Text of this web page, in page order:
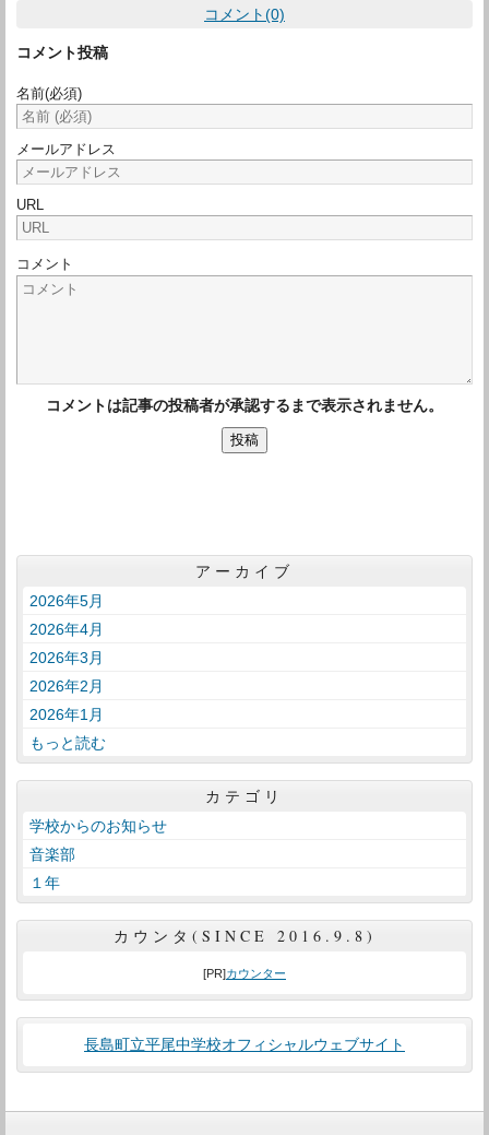
コメント(0)
コメント投稿
名前(必須)
メールアドレス
URL
コメント
コメントは記事の投稿者が承認するまで表示されません。
アーカイブ
2026年5月
2026年4月
2026年3月
2026年2月
2026年1月
もっと読む
カテゴリ
学校からのお知らせ
音楽部
１年
カウンタ(SINCE 2016.9.8)
[PR]カウンター
長島町立平尾中学校オフィシャルウェブサイト